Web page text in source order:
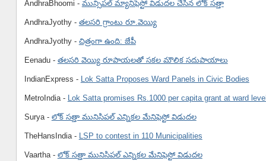
AndhraBhoomi - మున్సిపల్ మ్యానిఫెస్టో విడుదల చేసిన లోక్ సత్తా
AndhraJyothy - తలసరి గ్రాంటు రూ.వెయ్యి
AndhraJyothy - చిత్రంగా ఉంది: జేపీ
Eenadu - తలసరి వెయ్యి రూపాయలతో సకల మౌలిక సదుపాయాలు
IndianExpress - Lok Satta Proposes Ward Panels in Civic Bodies
MetroIndia - Lok Satta promises Rs.1000 per capita grant at ward
Surya - లోక్ సత్తా మునిసిపల్ ఎన్నికల మేనిఫెస్టో విడుదల
TheHansIndia - LSP to contest in 110 Municipalities
Vaartha - లోక్ సత్తా మునిసిపల్ ఎన్నికల మేనిఫెస్టో విడుదల